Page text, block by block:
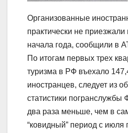
Организованные
практически не
начала года, сообщили в
По итогам первых трех
туризма в РФ въехало
иностранцев, следует из
статистики погранслужбы
два раза меньше, чем в
“ковидный” период с июля